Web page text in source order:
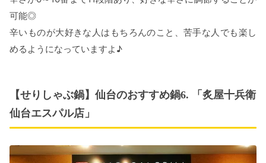
可能◎
辛いものが大好きな人はもちろんのこと、苦手な人でも楽し
めるようになっていますよ♪
【せりしゃぶ鍋】仙台のおすすめ鍋6. 「炙屋十兵衛
仙台エスパル店」